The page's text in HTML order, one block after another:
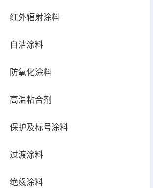
红外辐射涂料
自洁涂料
防氧化涂料
高温粘合剂
保护及标号涂料
过渡涂料
绝缘涂料